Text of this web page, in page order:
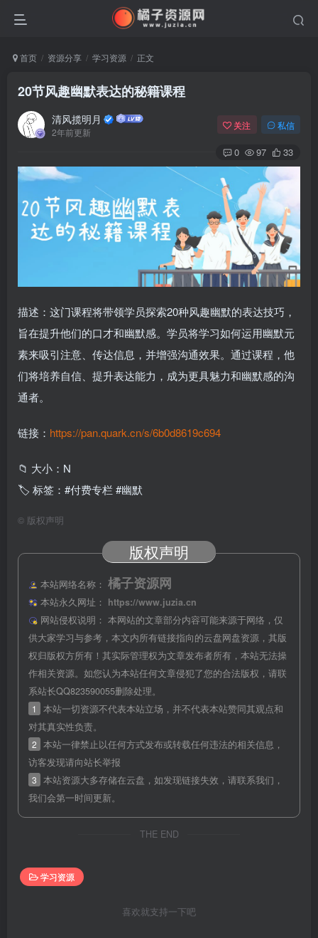
首页 资源分享 学习资源 正文
20节风趣幽默表达的秘籍课程
清风揽明月
2年前更新
关注 私信
0 97 33
描述：这门课程将带领学员探索20种风趣幽默的表达技巧，
旨在提升他们的口才和幽默感。学员将学习如何运用幽默元
素来吸引注意、传达信息，并增强沟通效果。通过课程，他
们将培养自信、提升表达能力，成为更具魅力和幽默感的沟
通者。
链接： https://pan.quark.cn/s/6b0d8619c694
📁 大小：N
🏷 标签：#付费专栏 #幽默
© 版权声明
版权声明
本站网络名称： 橘子资源网
本站永久网址：
https://www.juzia.cn
网站侵权说明： 本网站的文章部分内容可能来源于网络，仅
供大家学习与参考，本文内所有链接指向的云盘网盘资源，其版
权归版权方所有！其实际管理权为文章发布者所有，本站无法操
作相关资源。如您认为本站任何文章侵犯了您的合法版权，请联
系站长QQ823590055删除处理。
1
本站一切资源不代表本站立场，并不代表本站赞同其观点和
对其真实性负责。
2 本站一律禁止以任何方式发布或转载任何违法的相关信息，
访客发现请向站长举报
3 本站资源大多存储在云盘，如发现链接失效，请联系我们，
我们会第一时间更新。
THE END
学习资源
喜欢就支持一下吧